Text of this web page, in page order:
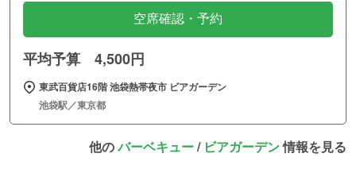
空席確認・予約
平均予算 4,500円
東武百貨店16階 池袋熱帯夜市 ビアガーデン
池袋駅／東京都
他のバーベキュー/ ビアガーデン情報を見る